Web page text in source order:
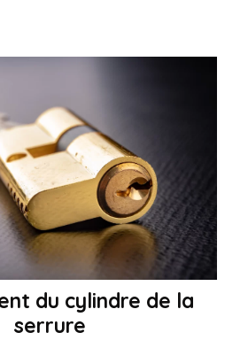
du cylindre de la
serrure